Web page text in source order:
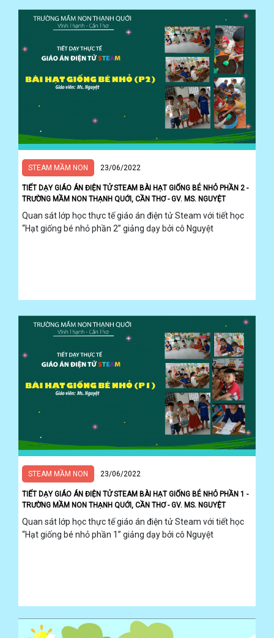
STEAM MẦM NON 23/06/2022
TIẾT DẠY GIÁO ÁN ĐIỆN TỬ STEAM BÀI HẠT GIỐNG BÉ NHỎ PHẦN 2 -
TRƯỜNG MẦM NON THẠNH QUỚI, CẦN THƠ - GV. MS. NGUYỆT
Quan sát lớp học thực tế giáo án điện tử Steam với tiết học
“Hạt giống bé nhỏ phần 2” giảng dạy bởi cô Nguyệt
STEAM MẦM NON 23/06/2022
TIẾT DẠY GIÁO ÁN ĐIỆN TỬ STEAM BÀI HẠT GIỐNG BÉ NHỎ PHẦN 1 -
TRƯỜNG MẦM NON THẠNH QUỚI, CẦN THƠ - GV. MS. NGUYỆT
Quan sát lớp học thực tế giáo án điện tử Steam với tiết học
“Hạt giống bé nhỏ phần 1” giảng dạy bởi cô Nguyệt